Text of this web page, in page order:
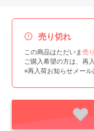
売り切れ
この商品はただいま売
ご購入希望の方は、再
※再入荷お知らせメール